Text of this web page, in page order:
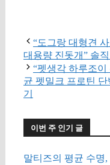
“도그랑 대형견
대용량 진돗개” 솔직
“펫생각 하루조
균 펫밀크 프로틴 단
기
이번 주 인기 글
말티즈의 평균 수명